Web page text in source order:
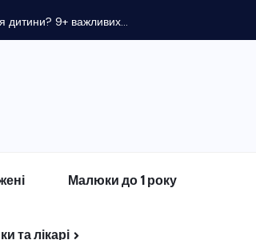
дитини? 9+ важливих...
Малюки до 1 року
та лікарі